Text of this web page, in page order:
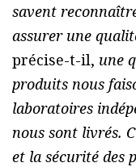
savent
assurer une
précise-t-il, une
produits nous
laboratoires
nous sont livrés.
et la sécurité des